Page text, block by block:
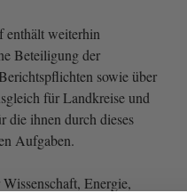
enthält weiterhin
Beteiligung der
sowie über
für Landkreise und
die ihnen durch dieses
Aufgaben.
Energie,